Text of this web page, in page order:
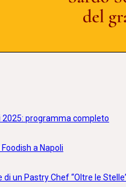
2025: programma completo
a Napoli
un Pastry Chef “Oltre le